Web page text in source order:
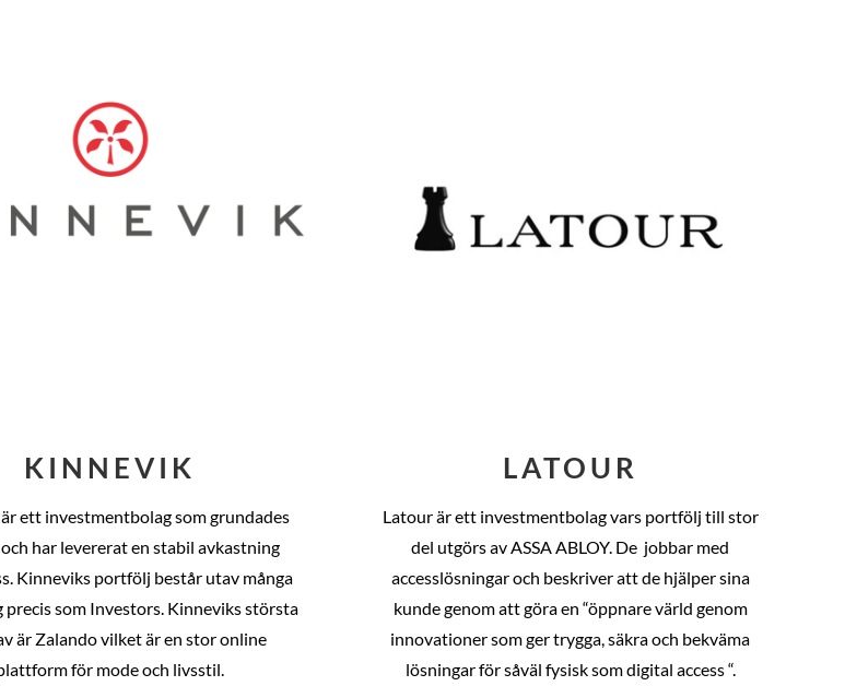
KINNEVIK
ett investmentbolag som grundades
har levererat en stabil avkastning
. Kinneviks portfölj består utav många
precis som Investors. Kinneviks största
är Zalando vilket är en stor online
för mode och livsstil.
LATOUR
Latour är ett investmentbolag vars portfölj till stor
del utgörs av ASSA ABLOY. De jobbar med
accesslösningar och beskriver att de hjälper sina
kunde genom att göra en “öppnare värld genom
innovationer som ger trygga, säkra och bekväma
lösningar för såväl fysisk som digital access “.